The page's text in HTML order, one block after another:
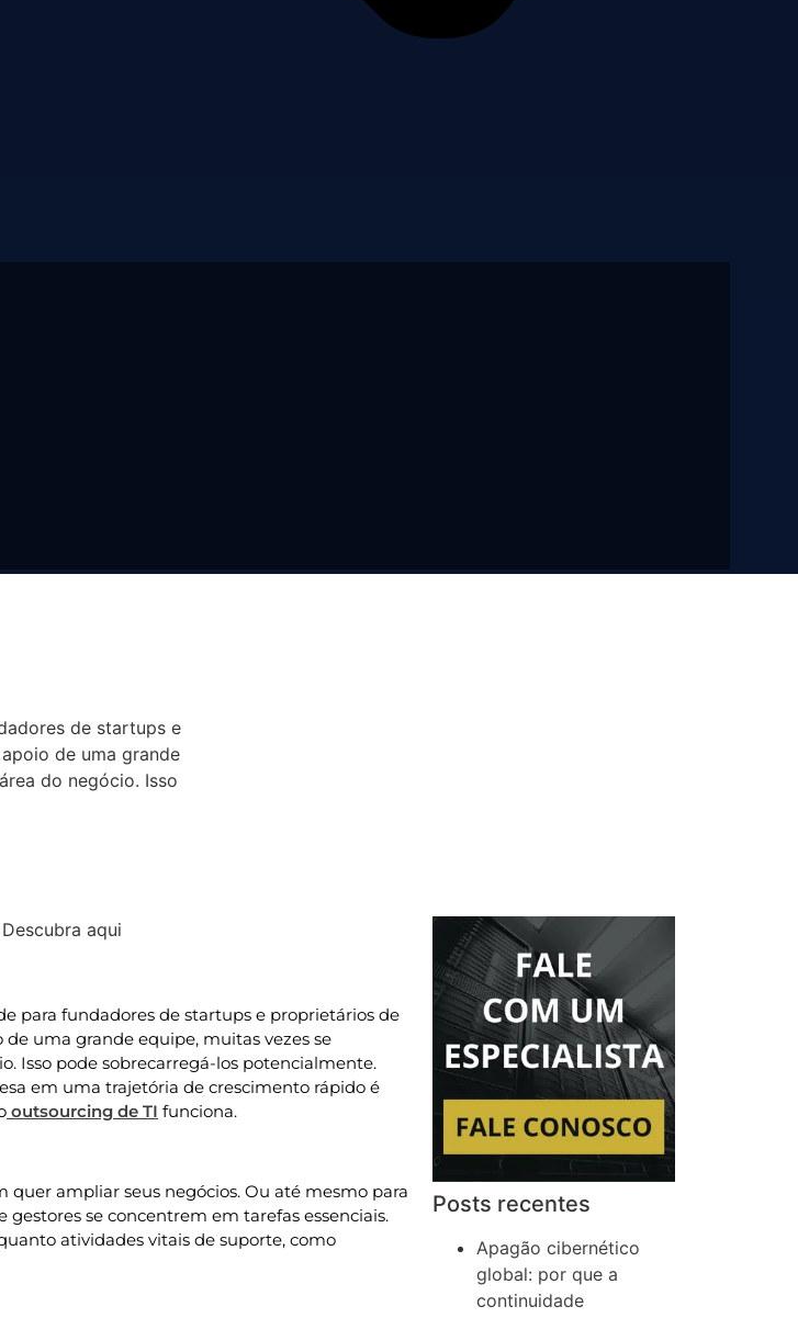
de startups e
de uma grande
do negócio. Isso
aqui
para fundadores de startups e proprietários de
de uma grande equipe, muitas vezes se
Isso pode sobrecarregá-los potencialmente.
em uma trajetória de crescimento rápido é
outsourcing de TI funciona.
ampliar seus negócios. Ou até mesmo para
se concentrem em tarefas essenciais.
atividades vitais de suporte, como
Posts recentes
Apagão cibernético
global: por que a
continuidade